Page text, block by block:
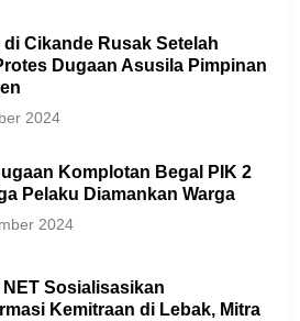
di Cikande Rusak Setelah
Dugaan Asusila Pimpinan
2024
Komplotan Begal PIK 2
Pelaku Diamankan Warga
2024
NET Sosialisasikan
Kemitraan di Lebak, Mitra